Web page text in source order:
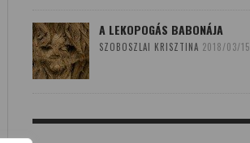
A LEKOPOGÁS BABONÁJA
SZOBOSZLAI KRISZTINA 2018/03/15